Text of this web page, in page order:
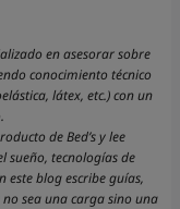
en asesorar sobre
conocimiento técnico
látex, etc.) con un
de Bed’s y lee
sueño, tecnologías de
este blog escribe guías,
sea una carga sino una